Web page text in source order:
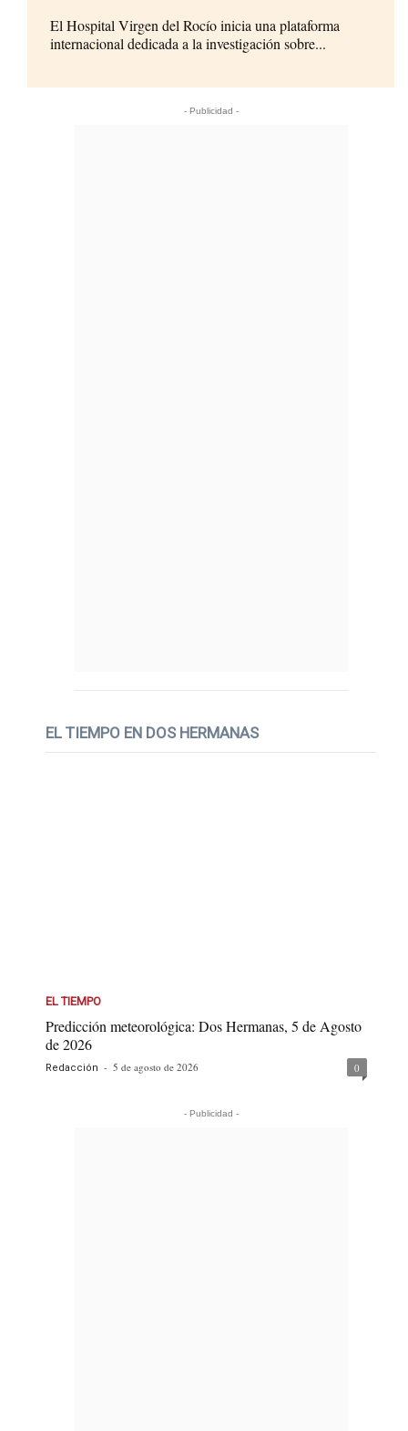
El Hospital Virgen del Rocío inicia una plataforma
internacional dedicada a la investigación sobre...
- Publicidad -
EL TIEMPO EN DOS HERMANAS
EL TIEMPO
Predicción meteorológica: Dos Hermanas, 5 de Agosto
de 2026
Redacción - 5 de agosto de 2026 0
- Publicidad -